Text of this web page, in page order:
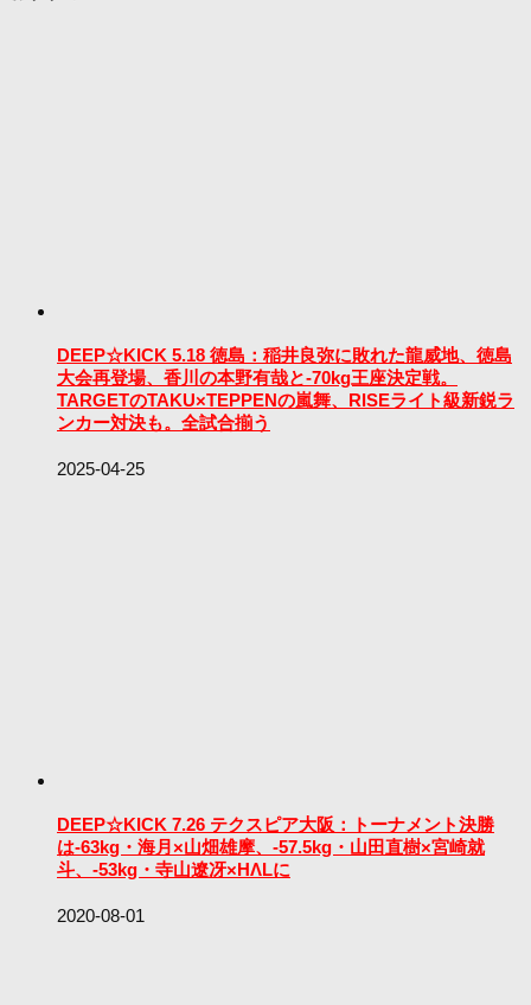
DEEP☆KICK 5.18 徳島：稲井良弥に敗れた龍威地、徳島
大会再登場、香川の本野有哉と-70kg王座決定戦。
TARGETのTAKU×TEPPENの嵐舞、RISEライト級新鋭ラ
ンカー対決も。全試合揃う
2025-04-25
DEEP☆KICK 7.26 テクスピア大阪：トーナメント決勝
は-63kg・海月×山畑雄摩、-57.5kg・山田直樹×宮崎就
斗、-53kg・寺山遼冴×HΛLに
2020-08-01